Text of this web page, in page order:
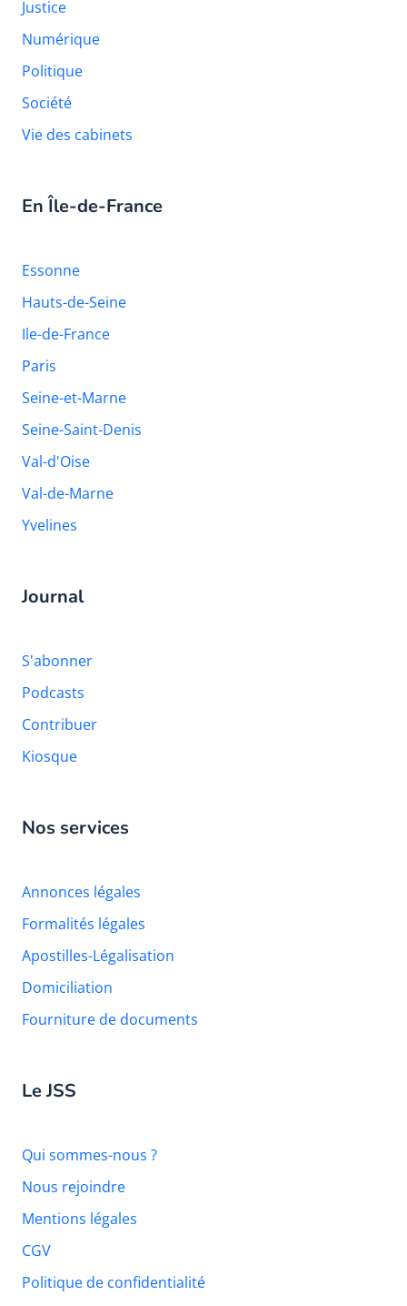
Justice
Numérique
Politique
Société
Vie des cabinets
En Île-de-France
Essonne
Hauts-de-Seine
Ile-de-France
Paris
Seine-et-Marne
Seine-Saint-Denis
Val-d'Oise
Val-de-Marne
Yvelines
Journal
S'abonner
Podcasts
Contribuer
Kiosque
Nos services
Annonces légales
Formalités légales
Apostilles-Légalisation
Domiciliation
Fourniture de documents
Le JSS
Qui sommes-nous ?
Nous rejoindre
Mentions légales
CGV
Politique de confidentialité